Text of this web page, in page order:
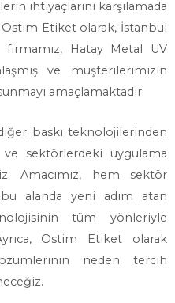
ihtiyaçlarını karşılamada
Etiket olarak, İstanbul
Hatay Metal UV
ve müşterilerimizin
amaçlamaktadır.
baskı teknolojilerinden
ve sektörlerdeki uygulama
Amacımız, hem sektör
alanda yeni adım atan
tüm yönleriyle
Ostim Etiket olarak
neden tercih